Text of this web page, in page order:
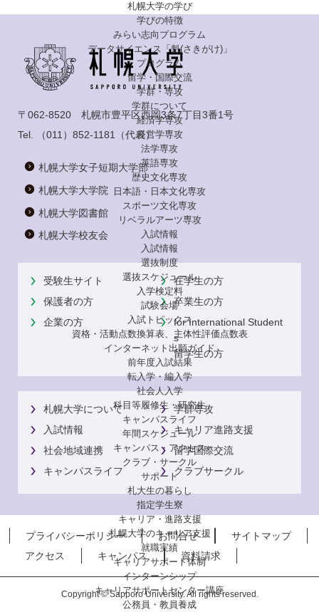
札幌大学の学び
学びの特徴
みらい志向プログラム
データサイエンス「魁(さきがけ)」
プログラム
留学・国際交流
学群・専攻
学群について
経済学専攻
経営学専攻
法学専攻
英語専攻
歴史文化専攻
日本語・日本文化専攻
スポーツ文化専攻
リベラルアーツ専攻
入試情報
入試情報
選抜制度
選抜スケジュール
入学検定料
試験会場
入試トピックス
資格・活動点数換算表、主体性評価点数表
インターネット出願ガイド
前年度入試結果
転入学・編入学
社会人入学
科目等履修生・研究生
キャンパスライフ
年間スケジュール
キャンパス・アクセス
クラブ・サークル
サポート
札大生の暮らし
指定学生寮
キャリア・進路支援
札幌大学のキャリア支援
就職実績
キャリアサポート体制
インターンシップ
キャリアサポートセンター講座
公務員・教員養成
〒062-8520 札幌市豊平区西岡3条7丁目3番1号
Tel.
（011）852-1181 （代表）
札幌大学女子短期大学部
札幌大学大学院
札幌大学図書館
札幌大学校友会
受験生サイト
在学生の方
保護者の方
卒業生の方
企業の方
for International Student
s
留学生の方
札幌大学について
学群専攻
入試情報
キャリア進路支援
社会地域連携
留学国際交流
キャンパスライフ
クラブサークル
プライバシーポリシー お問合せ
サイトマップ
アクセス
キャンパス 資料請求
Copyright © Sapporo University. All rights reserved.